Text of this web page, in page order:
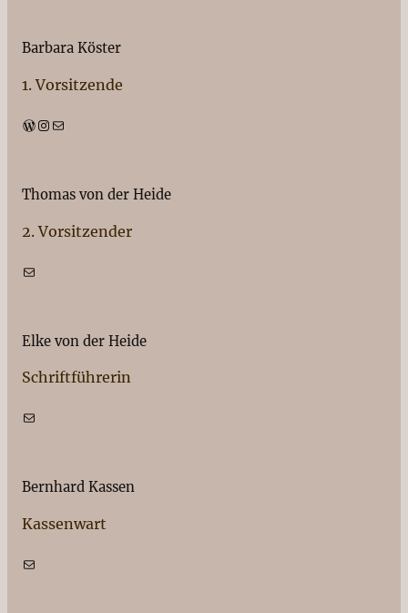
Barbara Köster
1. Vorsitzende
WordPress Instagram E-Mail
Thomas von der Heide
2. Vorsitzender
E-Mail
Elke von der Heide
Schriftführerin
E-Mail
Bernhard Kassen
Kassenwart
E-Mail